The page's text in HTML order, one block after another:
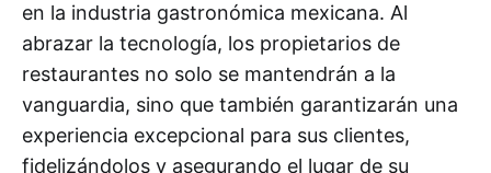
en la industria gastronómica mexicana. Al
abrazar la tecnología, los propietarios de
restaurantes no solo se mantendrán a la
vanguardia, sino que también garantizarán una
experiencia excepcional para sus clientes,
fidelizándolos y asegurando el lugar de su